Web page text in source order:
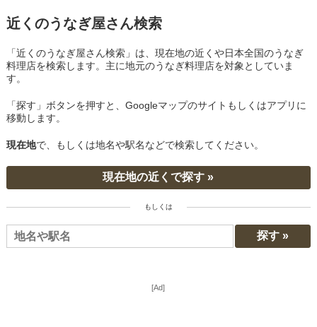
近くのうなぎ屋さん検索
「近くのうなぎ屋さん検索」は、現在地の近くや日本全国のうなぎ
料理店を検索します。主に地元のうなぎ料理店を対象としていま
す。
「探す」ボタンを押すと、Googleマップのサイトもしくはアプリに
移動します。
現在地で、もしくは地名や駅名などで検索してください。
現在地の近くで探す »
もしくは
[Ad]